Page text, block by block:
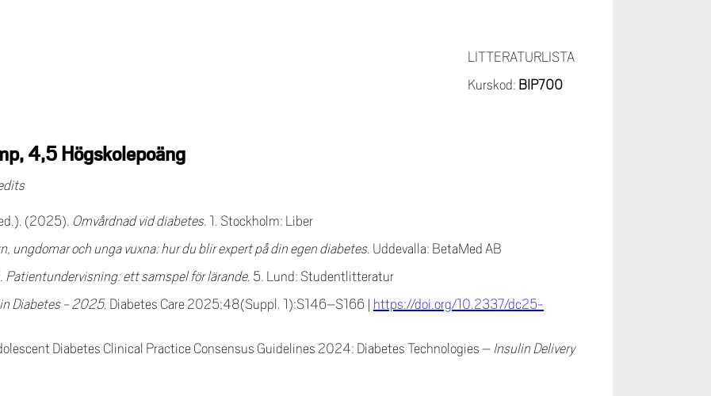
LITTERATURLISTA
Kurskod: BIP700
4,5 Högskolepoäng
(2025). Omvårdnad vid diabetes. 1. Stockholm: Liber
ungdomar och unga vuxna: hur du blir expert på din egen diabetes. Uddevalla: BetaMed AB
Patientundervisning: ett samspel för lärande. 5. Lund: Studentlitteratur
in Diabetes - 2025. Diabetes Care 2025;48(Suppl. 1):S146–S166 | https://doi.org/10.2337/dc25-
Diabetes Clinical Practice Consensus Guidelines 2024: Diabetes Technologies – Insulin Delivery